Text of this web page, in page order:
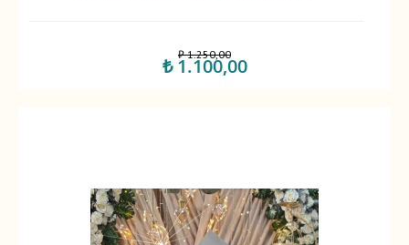
₺ 1.250,00
₺ 1.100,00